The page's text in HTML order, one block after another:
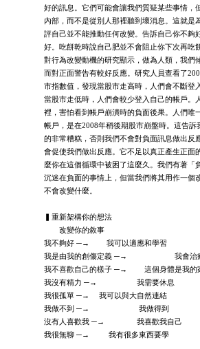
好的訊息。它們可能會讓我們質疑某些事情，
內部，而不是從別人那裡聽到壞消息。這就是
評自己並不能推動任何改變。告訴自己你不夠
好。吃餅乾時說自己肥並不會阻止你下次再吃
對行為改變動機的研究顯示，做為人類，我們
而對正面警告有較好反應。研究人員查看了
市指數值，發現當股市走高時，人們會不斷登
當股市走低時，人們會較少登入自己的帳戶。
裡，害怕看到帳戶崩潰時的負面後果。人們唯
帳戶，是在2008年稍後期股市崩盤時。這告訴
的非常糟糕，否則我們不會對負面訊息做出反
會促使我們做出反應。它不足以真正產生正面
麼你在這個循環中被困了這麼久。我們有著「
沉迷在負面的事情上，但當我們將其用作一個
不會改變什麼。
▍重新架構你的想法
改變你的敘事
我不夠好 ─→ 我可以適應和學習
我是由我的創傷定義 ─→ 我會治
我不喜歡自己的樣子 ─→ 這個身體是我的
我沒有精力 ─→ 我需要休息
我很孤單 ─→ 我可以與大自然連結
我做不到 ─→ 我做得到
沒有人喜歡我 ─→ 我喜歡我自己
我很無聊 ─→ 我有很多東西要學